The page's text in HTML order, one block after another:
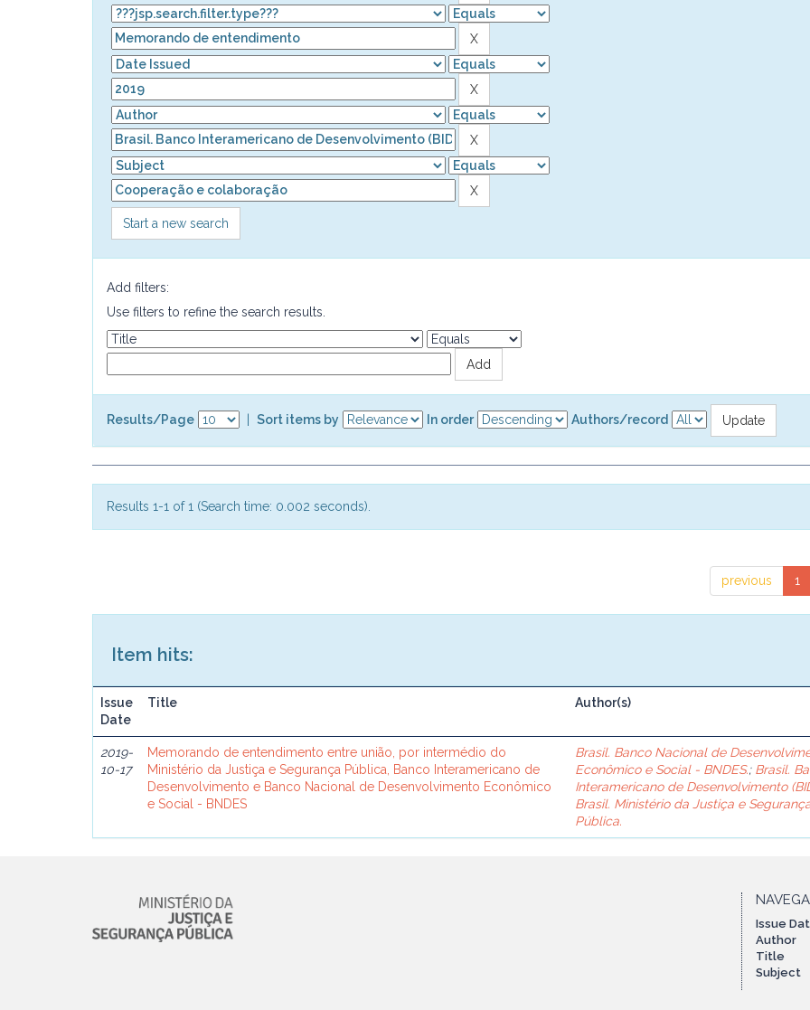
Start a new search
Add filters:
Use filters to refine the search results.
Results/Page Sort items by In order Authors/record
Results 1-1 of 1 (Search time: 0.002 seconds).
previous 1
Item hits:
Issue
Date
Title Author(s)
2019-
10-17
Memorando de entendimento entre união, por intermédio do
Ministério da Justiça e Segurança Pública, Banco Interamericano de
Desenvolvimento e Banco Nacional de Desenvolvimento Econômico
e Social - BNDES
Brasil. Banco Nacional de
Econômico e Social - BNDES.; Brasil.
Interamericano de Desenvolvimento
Brasil. Ministério da Justiça e
Pública.
Issue
Author
Title
Subject